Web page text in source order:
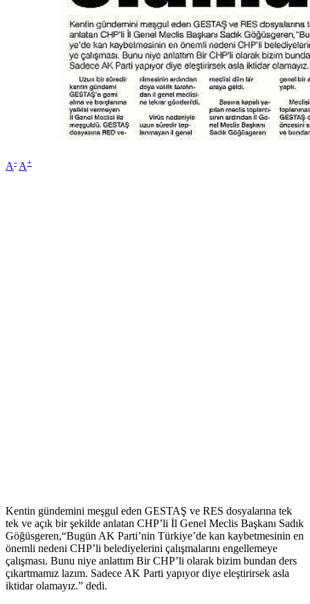
A- A+
Kentin gündemini meşgul eden GESTAŞ ve RES dosyalarına tek
tek ve açık bir şekilde anlatan CHP’li İl Genel Meclis Başkanı Sadık
Göğüsgeren,“Bugün AK Parti’nin Türkiye’de kan kaybetmesinin en
önemli nedeni CHP’li belediyelerini çalışmalarını engellemeye
çalışması. Bunu niye anlattım Bir CHP’li olarak bizim bundan ders
çıkartmamız lazım. Sadece AK Parti yapıyor diye eleştirirsek asla
iktidar olamayız.” dedi.